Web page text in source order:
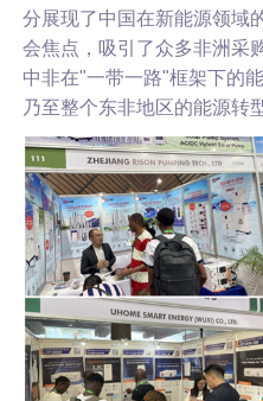
分展现了中国在新能源领域
会焦点，吸引了众多非洲采
中非在"一带一路"框架下的
乃至整个东非地区的能源转